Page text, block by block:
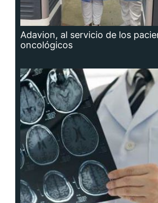
Adavion, al servicio de los
oncológicos